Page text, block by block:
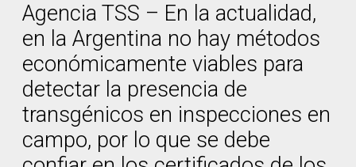
Agencia TSS – En la actualidad,
en la Argentina no hay métodos
económicamente viables para
detectar la presencia de
transgénicos en inspecciones en
campo, por lo que se debe